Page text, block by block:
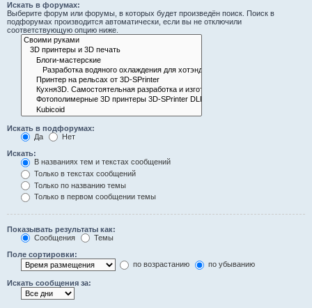
Искать в форумах:
Выберите форум или форумы, в которых будет произведён поиск. Поиск в
подфорумах производится автоматически, если вы не отключили
соответствующую опцию ниже.
Искать в подфорумах:
Да
Нет
Искать:
В названиях тем и текстах сообщений
Только в текстах сообщений
Только по названию темы
Только в первом сообщении темы
Показывать результаты как:
Сообщения
Темы
Поле сортировки:
по возрастанию
по убыванию
Искать сообщения за: